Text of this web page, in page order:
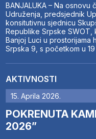
BANJALUKA – Na osnovu
Udruženja, predsjednik
konsitutivnu sjednicu
Republike Srpske
Banjoj Luci u prostorijama
Srpska 9, s početkom u
AKTIVNOSTI
15. Aprila 2026.
POKRENUTA
2026”